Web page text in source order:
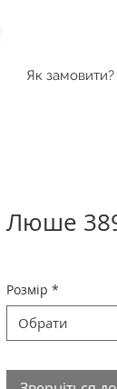
Як замовити?
Люше
Розмір *
Обрати